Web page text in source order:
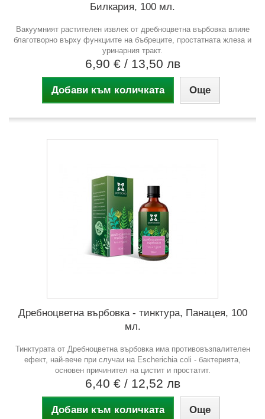
Билкария, 100 мл.
Вакуумният растителен извлек от дребноцветна върбовка влияе
благотворно върху функциите на бъбреците, простатната жлеза и
уринарния тракт.
6,90 € / 13,50 лв
Добави към количката Още
Дребноцветна върбовка - тинктура, Панацея, 100
мл.
Тинктурата от Дребноцветна върбовка има противовъзпалителен
ефект, най-вече при случаи на Escherichia coli - бактерията,
основен причинител на цистит и простатит.
6,40 € / 12,52 лв
Добави към количката Още